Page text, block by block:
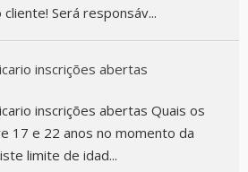
Será responsáv...
inscrições abertas
inscrições abertas Quais os
17 e 22 anos no momento da
limite de idad...